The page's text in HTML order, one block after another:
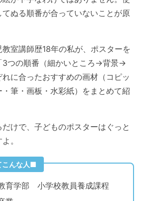
てぬる順番が合っていないことが原
室講師歴18年の私が、ポスターを
3つの順番（細かいところ→背景→
に合ったおすすめの画材（コピッ
筆・画板・水彩紙）をまとめて紹
けで、子どものポスターはぐっと
。
こんな人■
育学部 小学校教員養成課程